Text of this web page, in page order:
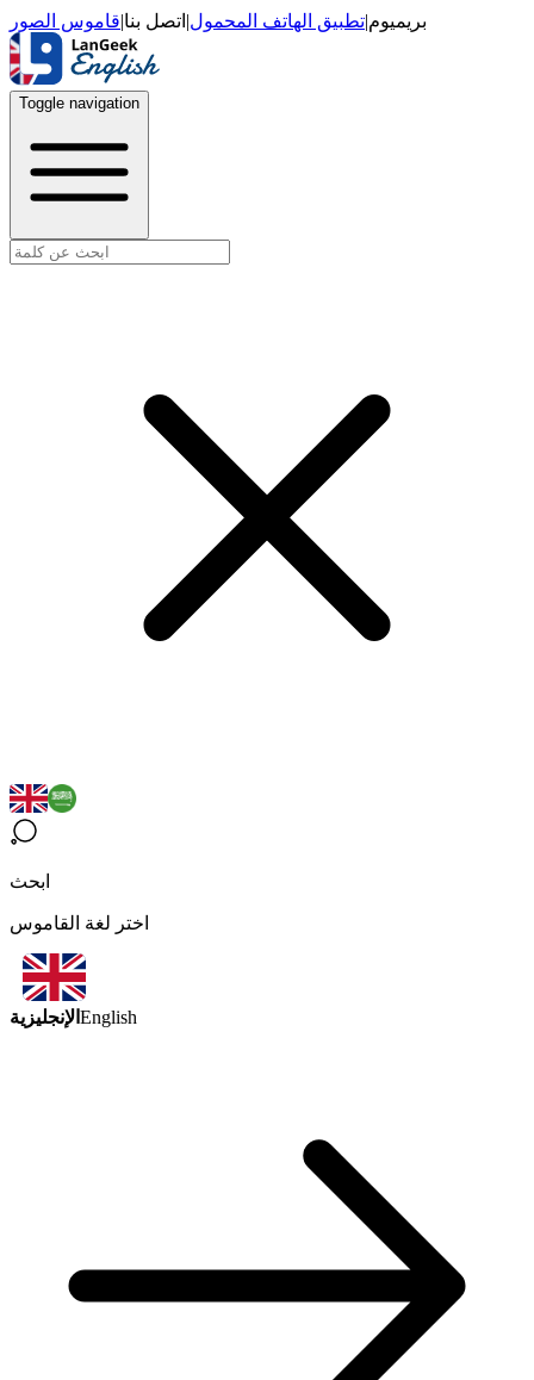
بريميوم|تطبيق الهاتف المحمول| اتصل بنا|قاموس الصور
Toggle navigation
ابحث
اختر لغة القاموس
الإنجليزية English